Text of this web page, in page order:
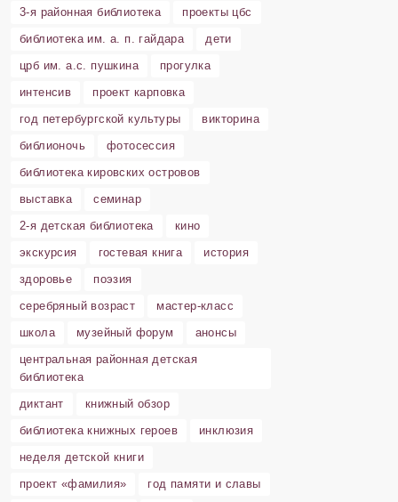
3-я районная библиотека
проекты цбс
библиотека им. а. п. гайдара
дети
црб им. а.с. пушкина
прогулка
интенсив
проект карповка
год петербургской культуры
викторина
библионочь
фотосессия
библиотека кировских островов
выставка
семинар
2-я детская библиотека
кино
экскурсия
гостевая книга
история
здоровье
поэзия
серебряный возраст
мастер-класс
школа
музейный форум
анонсы
центральная районная детская
библиотека
диктант
книжный обзор
библиотека книжных героев
инклюзия
неделя детской книги
проект «фамилия»
год памяти и славы